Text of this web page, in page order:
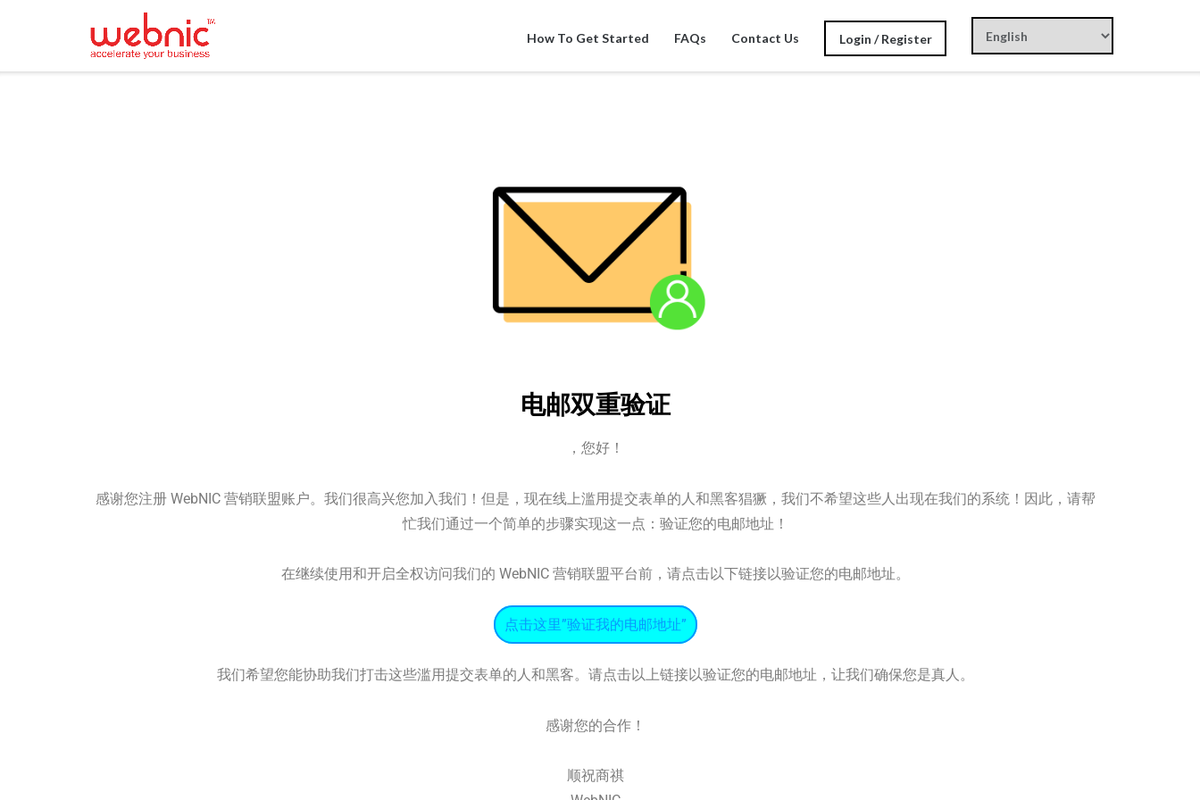
How To Get Started FAQs Contact Us Login / Register
电邮双重验证
，您好！
感谢您注册 WebNIC 营销联盟账户。我们很高兴您加入我们！但是，现在线上滥用提交表单的人和黑客猖獗，我们不希望这些人出现在我们的系统！因此，请帮
忙我们通过一个简单的步骤实现这一点：验证您的电邮地址！
在继续使用和开启全权访问我们的 WebNIC 营销联盟平台前，请点击以下链接以验证您的电邮地址。
点击这里”验证我的电邮地址”
我们希望您能协助我们打击这些滥用提交表单的人和黑客。请点击以上链接以验证您的电邮地址，让我们确保您是真人。
感谢您的合作！
顺祝商祺